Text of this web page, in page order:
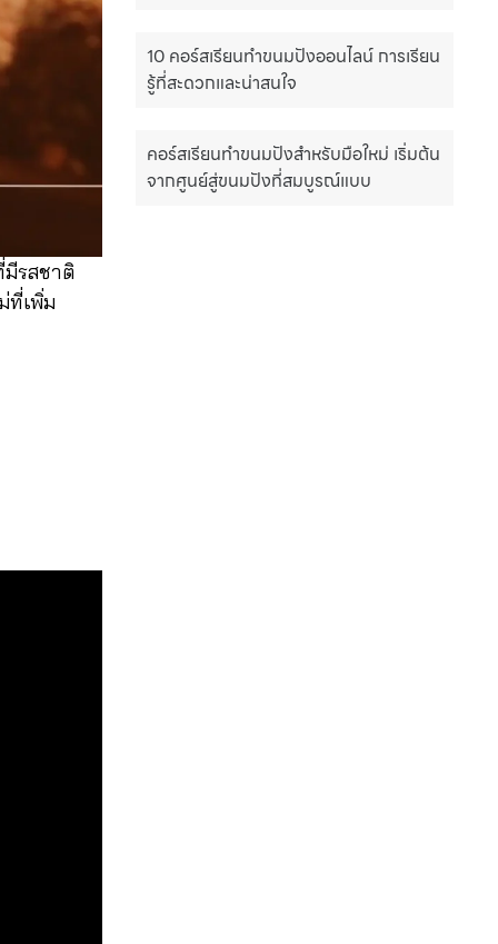
รสชาติ
ที่เพิ่ม
10 คอร์สเรียนทำขนมปังออนไลน์ การเรียน
รู้ที่สะดวกและน่าสนใจ
คอร์สเรียนทำขนมปังสำหรับมือใหม่ เริ่มต้น
จากศูนย์สู่ขนมปังที่สมบูรณ์แบบ